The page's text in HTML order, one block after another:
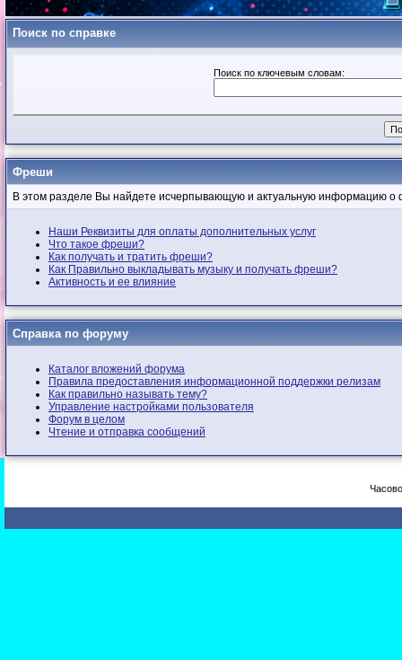
Поиск по справке
Поиск по ключевым словам:
Фреши
В этом разделе Вы найдете исчерпывающую и актуальную информацию о
Наши Реквизиты для оплаты дополнительных услуг
Что такое фреши?
Как получать и тратить фреши?
Как Правильно выкладывать музыку и получать фреши?
Активность и ее влияние
Справка по форуму
Каталог вложений форума
Правила предоставления информационной поддержки релизам
Как правильно называть тему?
Управление настройками пользователя
Форум в целом
Чтение и отправка сообщений